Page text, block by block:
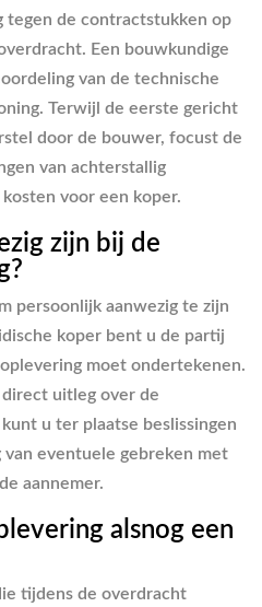
tegen de contractstukken op
Een bouwkundige
van de technische
Terwijl de eerste gericht
door de bouwer, focust de
van achterstallig
voor een koper.
zijn bij de
persoonlijk aanwezig te zijn
koper bent u de partij
moet ondertekenen.
uitleg over de
u ter plaatse beslissingen
eventuele gebreken met
aannemer.
alsnog een
tijdens de overdracht